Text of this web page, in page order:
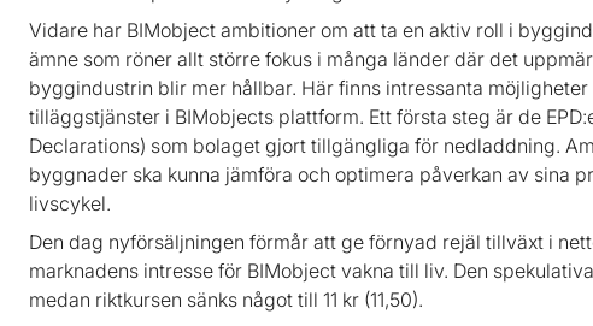
Vidare har BIMobject ambitioner om att ta en aktiv roll i
ämne som röner allt större fokus i många länder där det
byggindustrin blir mer hållbar. Här finns intressanta
tilläggstjänster i BIMobjects plattform. Ett första steg är de
Declarations) som bolaget gjort tillgängliga för nedladdning.
byggnader ska kunna jämföra och optimera påverkan av sina
livscykel.
Den dag nyförsäljningen förmår att ge förnyad rejäl tillväxt i
marknadens intresse för BIMobject vakna till liv. Den
medan riktkursen sänks något till 11 kr (11,50).